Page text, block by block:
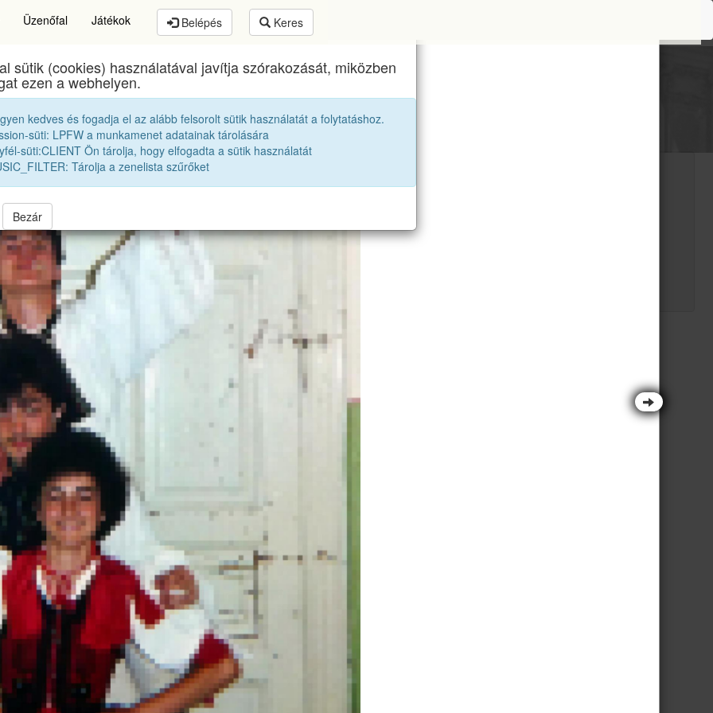
Üzenőfal Játékok Belépés Keres
Brassai Sámuel Líceumegykori diákjai 1985 12A
Osztályképek: 1985 12ATánccsoport
219
30. találkozó
6
40 éves találkozó
47
50 évesek
38
Ballagás
106
emlékek
14
Nyolcadik elött
Ha szeretnéd teljes felbontásban látni őket, akkor a "Belépés" gomb segítségével jelentkezz be.
sütik (cookies) használatával javítja szórakozását, miközben
ezen a webhelyen.
kedves és fogadja el az alább felsorolt sütik használatát a folytatáshoz.
süti: LPFW a munkamenet adatainak tárolására
süti:CLIENT Ön tárolja, hogy elfogadta a sütik használatát
Tárolja a zenelista szűrőket
Bezár